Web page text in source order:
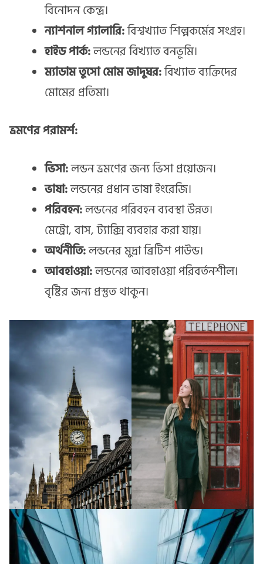
বিনোদন কেন্দ্র।
ন্যাশনাল গ্যালারি:বিশ্বখ্যাত শিল্পকর্মের সংগ্রহ।
হাইড পার্ক:লন্ডনের বিখ্যাত বনভূমি।
ম্যাডাম তুসো মোম জাদুঘর:বিখ্যাত ব্যক্তিদের
মোমের প্রতিমা।
ভ্রমণের পরামর্শ:
ভিসা:লন্ডন ভ্রমণের জন্য ভিসা প্রয়োজন।
ভাষা:লন্ডনের প্রধান ভাষা ইংরেজি।
পরিবহন:লন্ডনের পরিবহন ব্যবস্থা উন্নত।
মেট্রো, বাস, ট্যাক্সি ব্যবহার করা যায়।
অর্থনীতি:লন্ডনের মুদ্রা ব্রিটিশ পাউন্ড।
আবহাওয়া:লন্ডনের আবহাওয়া পরিবর্তনশীল।
বৃষ্টির জন্য প্রস্তুত থাকুন।